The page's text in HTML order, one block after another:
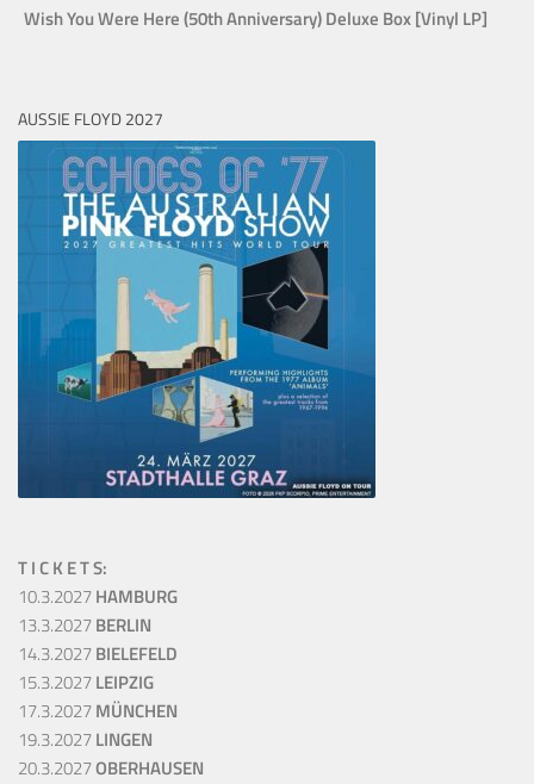
Wish You Were Here (50th Anniversary) Deluxe Box [Vinyl LP]
AUSSIE FLOYD 2027
T I C K E T S:
10.3.2027HAMBURG
13.3.2027BERLIN
14.3.2027BIELEFELD
15.3.2027LEIPZIG
17.3.2027MÜNCHEN
19.3.2027LINGEN
20.3.2027OBERHAUSEN